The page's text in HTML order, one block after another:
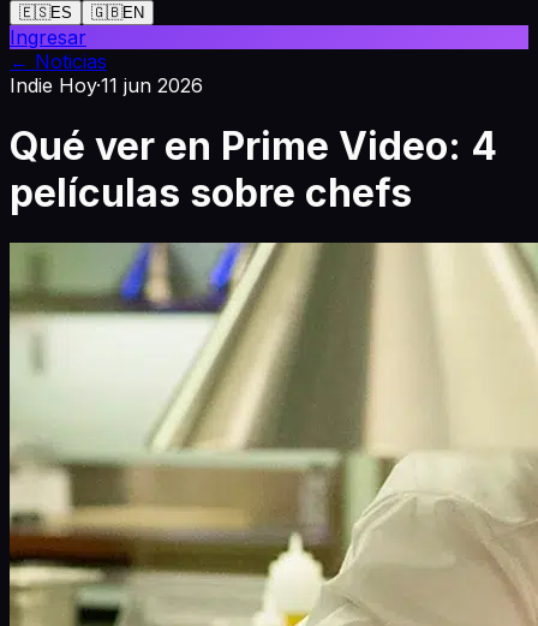
🇪🇸ES 🇬🇧EN
Ingresar
← Noticias
Indie Hoy·11 jun 2026
Qué ver en Prime Video: 4
películas sobre chefs